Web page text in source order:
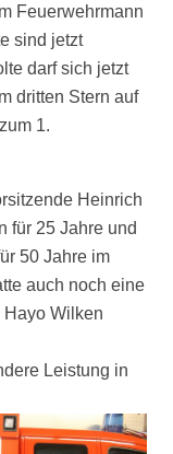
Feuerwehrmann
sind jetzt
darf sich jetzt
dritten Stern auf
1.
Heinrich
für 25 Jahre und
50 Jahre im
auch noch eine
Hayo Wilken
Leistung in